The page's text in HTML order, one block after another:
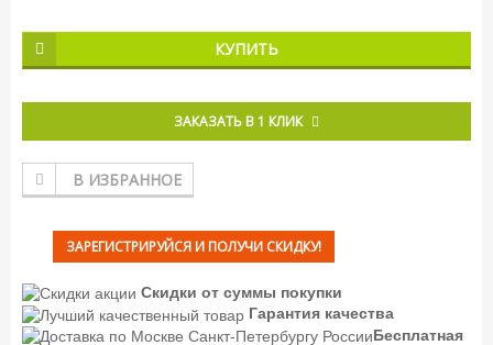
КУПИТЬ
ЗАКАЗАТЬ В 1 КЛИК
В ИЗБРАННОЕ
ЗАРЕГИСТРИРУЙСЯ И ПОЛУЧИ СКИДКУ!
Скидки от суммы покупки
Гарантия качества
Бесплатная